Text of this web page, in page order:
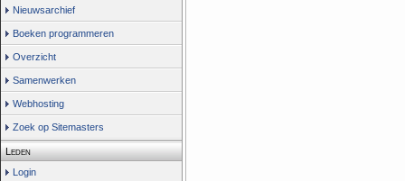
Nieuwsarchief
Boeken programmeren
Overzicht
Samenwerken
Webhosting
Zoek op Sitemasters
Leden
Login